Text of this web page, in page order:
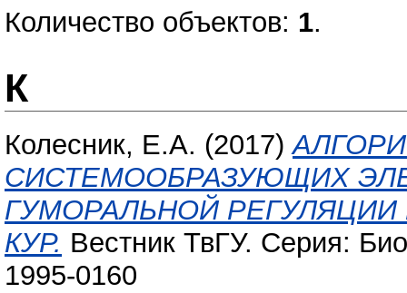
Количество объектов: 1.
К
Колесник, Е.А. (2017)
СИСТЕМООБРАЗУЮЩИХ
ГУМОРАЛЬНОЙ
КУР. Вестник ТвГУ. Серия:
1995-0160